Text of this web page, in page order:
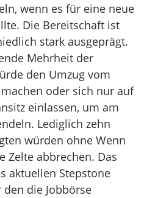
wenn es für eine neue
Die Bereitschaft ist
stark ausgeprägt.
Mehrheit der
den Umzug vom
oder sich nur auf
einlassen, um am
Lediglich zehn
würden ohne Wenn
Zelte abbrechen. Das
aktuellen Stepstone
die Jobbörse